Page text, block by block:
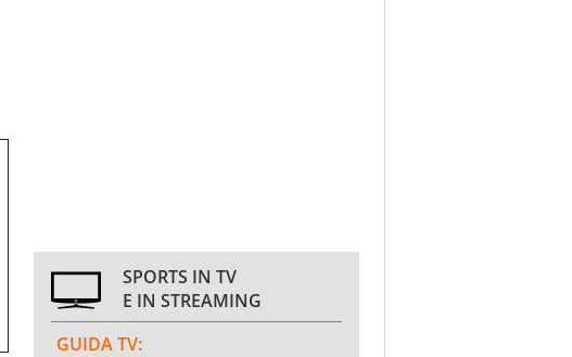
SPORTS IN TV
E IN STREAMING
GUIDA TV: